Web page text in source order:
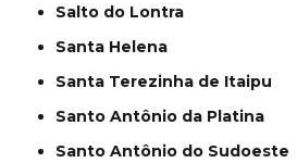
Salto do Lontra
Santa Helena
Santa Terezinha de Itaipu
Santo Antônio da Platina
Santo Antônio do Sudoeste